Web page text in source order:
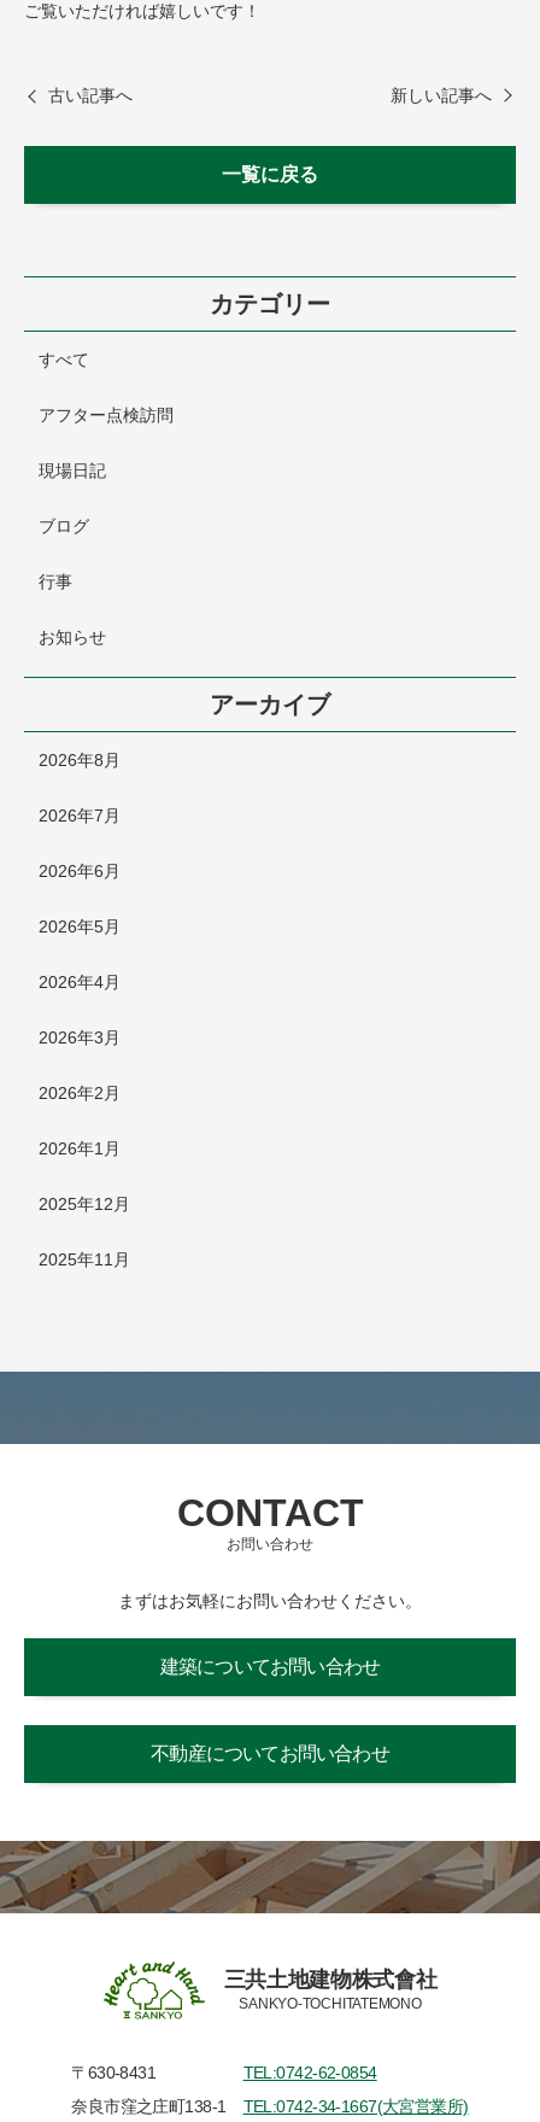
ご覧いただければ嬉しいです！
古い記事へ 新しい記事へ
一覧に戻る
カテゴリー
すべて
アフター点検訪問
現場日記
ブログ
行事
お知らせ
アーカイブ
2026年8月
2026年7月
2026年6月
2026年5月
2026年4月
2026年3月
2026年2月
2026年1月
2025年12月
2025年11月
CONTACT
お問い合わせ
まずはお気軽にお問い合わせください。
建築についてお問い合わせ
不動産についてお問い合わせ
三共土地建物株式會社
SANKYO-TOCHITATEMONO
〒630-8431
奈良市窪之庄町138-1
TEL:0742-62-0854
TEL:0742-34-1667(大宮営業所)